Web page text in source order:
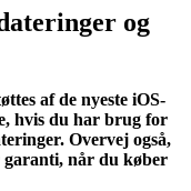
og
af de nyeste iOS-
hvis du har brug for
Overvej også,
når du køber